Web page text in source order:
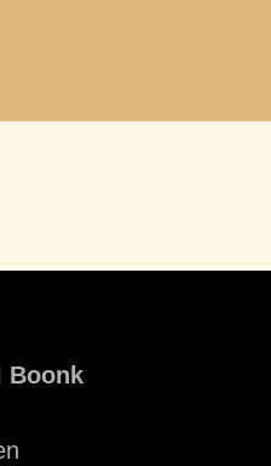
Boonk